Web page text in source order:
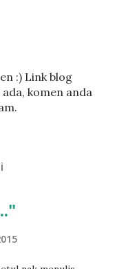
:) Link blog
komen anda